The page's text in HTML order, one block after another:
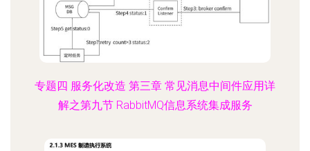
专题四 服务化改造 第三章 常见消息中间件应用详
解之第九节 RabbitMQ信息系统集成服务